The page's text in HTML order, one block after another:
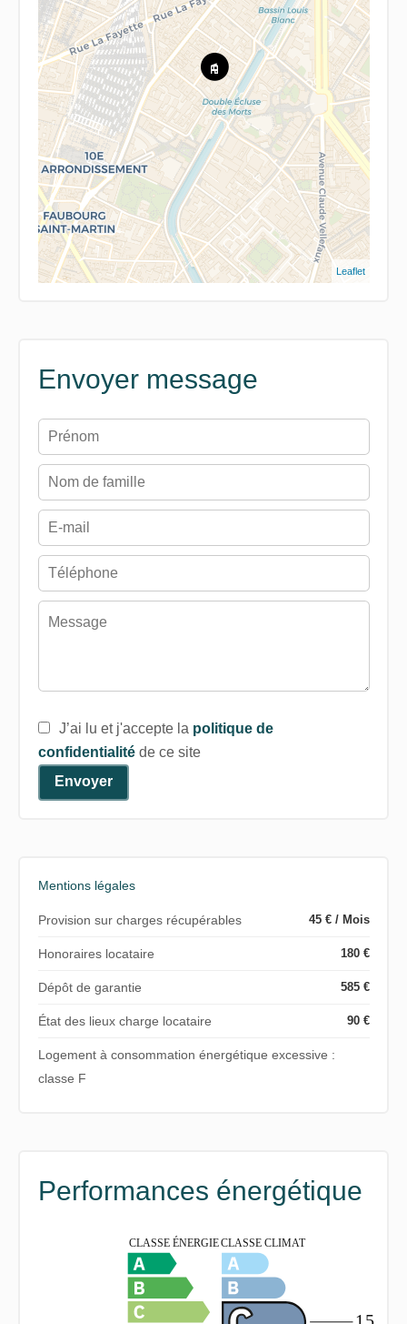
Leaflet
Envoyer message
J’ai lu et j'accepte la politique de
confidentialitéde ce site
Envoyer
Mentions légales
Provision sur charges récupérables 45 € / Mois
Honoraires locataire 180 €
Dépôt de garantie 585 €
État des lieux charge locataire 90 €
Logement à consommation énergétique excessive :
classe F
Performances énergétique